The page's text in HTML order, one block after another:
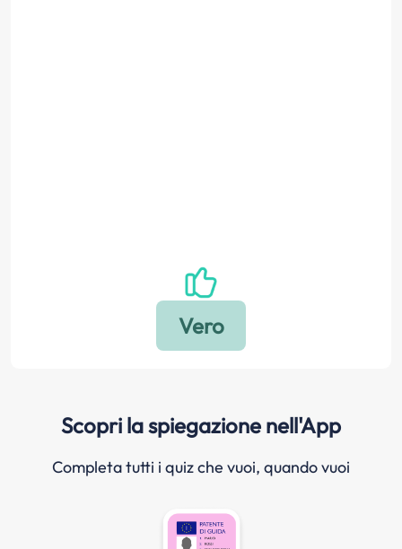
Scopri la spiegazione nell'App
Completa tutti i quiz che vuoi, quando vuoi